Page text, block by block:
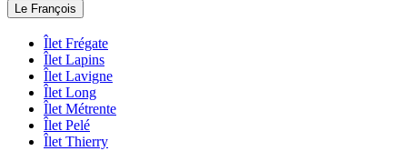
Le François
Îlet Frégate
Îlet Lapins
Îlet Lavigne
Îlet Long
Îlet Métrente
Îlet Pelé
Îlet Thierry